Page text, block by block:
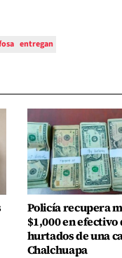
entregan
Policía recupera
$1,000 en
hurtados de una
Chalchuapa